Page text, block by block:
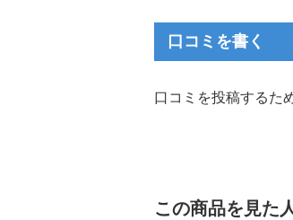
口コミを書く
口コミを投稿するた
この商品を見た